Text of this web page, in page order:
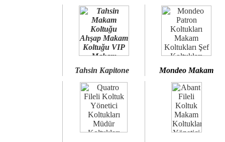
Tahsin Kapitone Mondeo Makam